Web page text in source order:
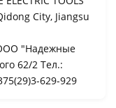
City, Jiangsu
"Надежные
62/2 Тел.:
629-929